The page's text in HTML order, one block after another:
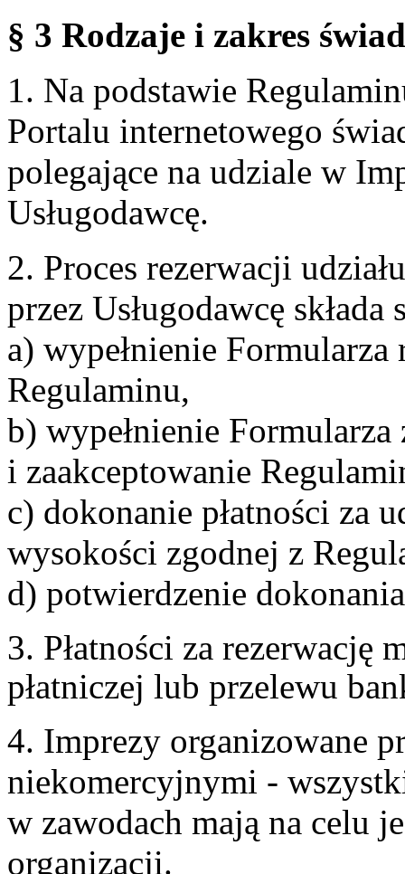
§ 3 Rodzaje i zakres
1. Na podstawie
Portalu internetowego
polegające na udziale w
Usługodawcę.
2. Proces rezerwacji
przez Usługodawcę
a) wypełnienie
Regulaminu,
b) wypełnienie Formularza
i zaakceptowanie
c) dokonanie płatności za
wysokości zgodnej z
d) potwierdzenie
3. Płatności za rezerwację
płatniczej lub przelewu
4. Imprezy organizowane
niekomercyjnymi -
w zawodach mają na celu
organizacji.